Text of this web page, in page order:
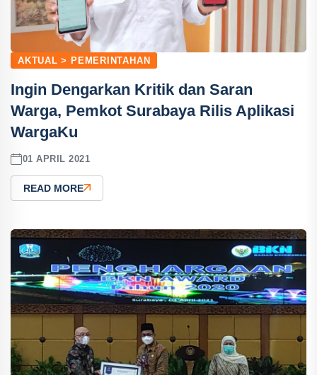
AKTUAL > PEMERINTAHAN
Ingin Dengarkan Kritik dan Saran
Warga, Pemkot Surabaya Rilis Aplikasi
WargaKu
01 APRIL 2021
READ MORE